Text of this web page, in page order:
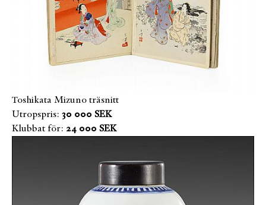
Toshikata Mizuno träsnitt
Utropspris: 30 000 SEK
Klubbat för: 24 000 SEK